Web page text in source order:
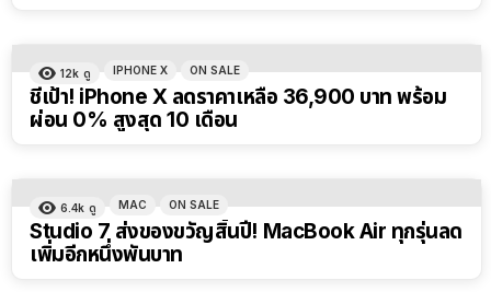
12k ดู IPHONE X ON SALE
ชี้เป้า! iPhone X ลดราคาเหลือ 36,900 บาท พร้อม
ผ่อน 0% สูงสุด 10 เดือน
6.4k ดู MAC ON SALE
Studio 7 ส่งของขวัญสิ้นปี! MacBook Air ทุกรุ่นลด
เพิ่มอีกหนึ่งพันบาท